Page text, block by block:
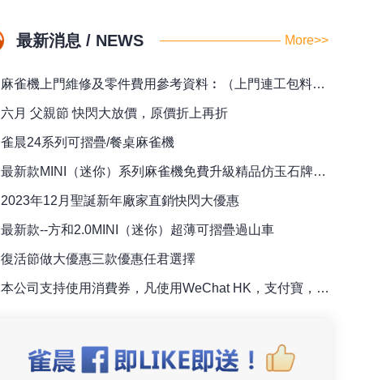
最新消息 / NEWS More>>
麻雀機上門維修及零件費用參考資料︰（上門連工包料全包價）
六月 父親節 快閃大放價，原價折上再折
雀晨24系列可摺疊/餐桌麻雀機
最新款MINI（迷你）系列麻雀機免費升級精品仿玉石牌（42/44）
2023年12月聖誕新年廠家直銷快閃大優惠
最新款--方和2.0MINI（迷你）超薄可摺疊過山車
復活節做大優惠三款優惠任君選擇
本公司支持使用消費券，凡使用WeChat HK，支付寶，八達通訂購麻雀檯即送專用籌碼一盒！